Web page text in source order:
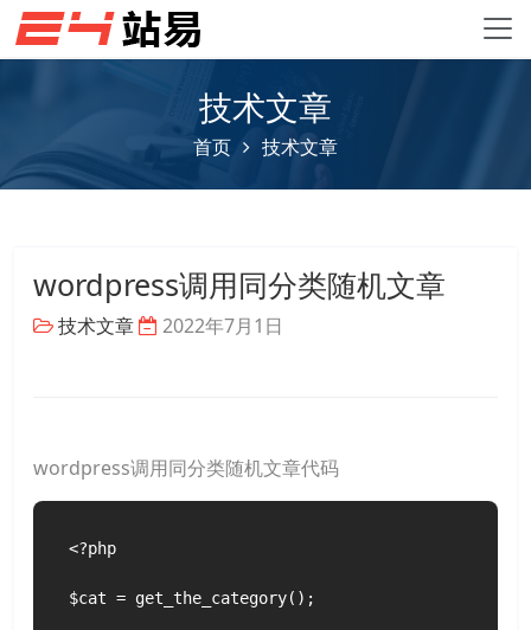
技术文章
首页 技术文章
wordpress调用同分类随机文章
技术文章 2022年7月1日
wordpress调用同分类随机文章代码
<?php
$cat = get_the_category();